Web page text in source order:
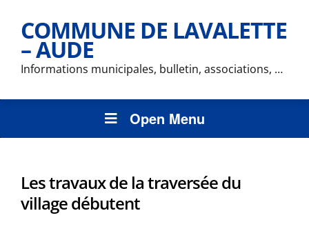
COMMUNE DE LAVALETTE
– AUDE
Informations municipales, bulletin, associations, …
Open Menu
Les travaux de la traversée du
village débutent